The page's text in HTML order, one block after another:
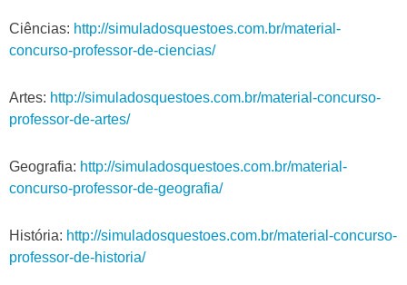
Ciências: http://simuladosquestoes.com.br/material-
concurso-professor-de-ciencias/
Artes: http://simuladosquestoes.com.br/material-concurso-
professor-de-artes/
Geografia: http://simuladosquestoes.com.br/material-
concurso-professor-de-geografia/
História: http://simuladosquestoes.com.br/material-concurso-
professor-de-historia/